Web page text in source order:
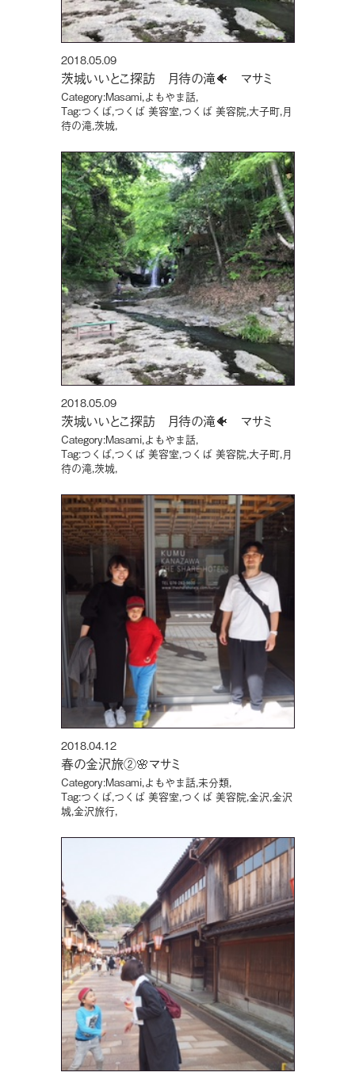
2018.05.09
茨城いいとこ探訪 月待の滝🐠 マサミ
Category:Masami,よもやま話,
Tag:つくば,つくば 美容室,つくば 美容院,大子町,月
待の滝,茨城,
2018.05.09
茨城いいとこ探訪 月待の滝🐠 マサミ
Category:Masami,よもやま話,
Tag:つくば,つくば 美容室,つくば 美容院,大子町,月
待の滝,茨城,
2018.04.12
春の金沢旅②🌸マサミ
Category:Masami,よもやま話,未分類,
Tag:つくば,つくば 美容室,つくば 美容院,金沢,金沢
城,金沢旅行,